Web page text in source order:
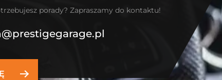
porady? Zapraszamy do kontaktu!